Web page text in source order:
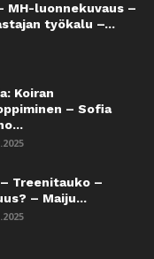
luonnekuvaus –
työkalu –...
Koiran
– Sofia
Treenitauko –
– Maiju...